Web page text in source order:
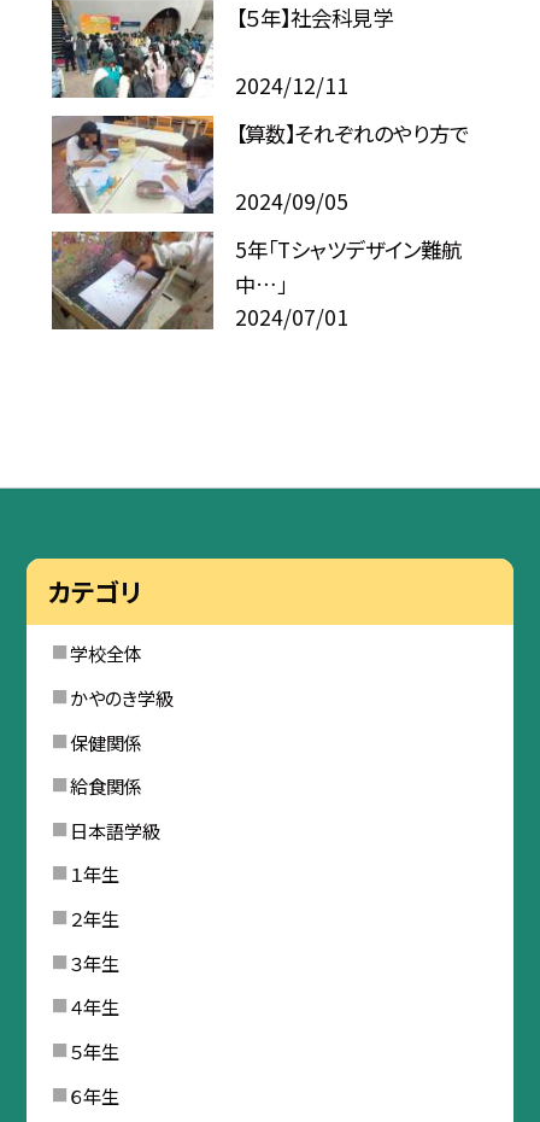
【５年】社会科見学
2024/12/11
【算数】それぞれのやり方で
2024/09/05
5年「Tシャツデザイン難航
中…」
2024/07/01
カテゴリ
学校全体
かやのき学級
保健関係
給食関係
日本語学級
１年生
２年生
３年生
４年生
５年生
６年生